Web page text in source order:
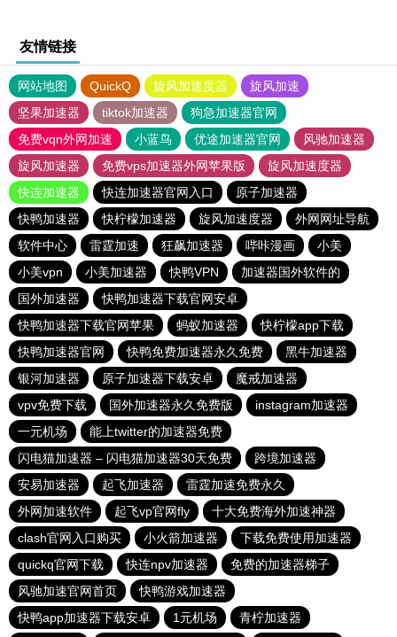
友情链接
网站地图 QuickQ 旋风加速度器
旋风加速
坚果加速器
tiktok加速器
狗急加速器官网
免费vqn外网加速
小蓝鸟 优途加速器官网
风驰加速器
旋风加速器
免费vps加速器外网苹果版
旋风加速度器
快连加速器
快连加速器官网入口
原子加速器
快鸭加速器
快柠檬加速器 旋风加速度器
外网网址导航
软件中心
雷霆加速 狂飙加速器 哔咔漫画
小美
小美vpn
小美加速器 快鸭VPN
加速器国外软件的
国外加速器
快鸭加速器下载官网安卓
快鸭加速器下载官网苹果
蚂蚁加速器
快柠檬app下载
快鸭加速器官网
快鸭免费加速器永久免费
黑牛加速器
银河加速器
原子加速器下载安卓
魔戒加速器
vpv免费下载
国外加速器永久免费版
instagram加速器
一元机场
能上twitter的加速器免费
闪电猫加速器 – 闪电猫加速器30天免费
跨境加速器
安易加速器
起飞加速器
雷霆加速免费永久
外网加速软件
起飞vp官网fly
十大免费海外加速神器
clash官网入口购买
小火箭加速器
下载免费使用加速器
quickq官网下载
快连npv加速器
免费的加速器梯子
风驰加速官网首页
快鸭游戏加速器
快鸭app加速器下载安卓
1元机场 青柠加速器